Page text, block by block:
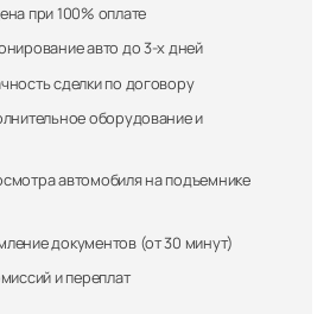
при 100% оплате
авто до 3-х дней
сделки по договору
оборудование и
автомобиля на подъемнике
документов (от 30 минут)
и переплат